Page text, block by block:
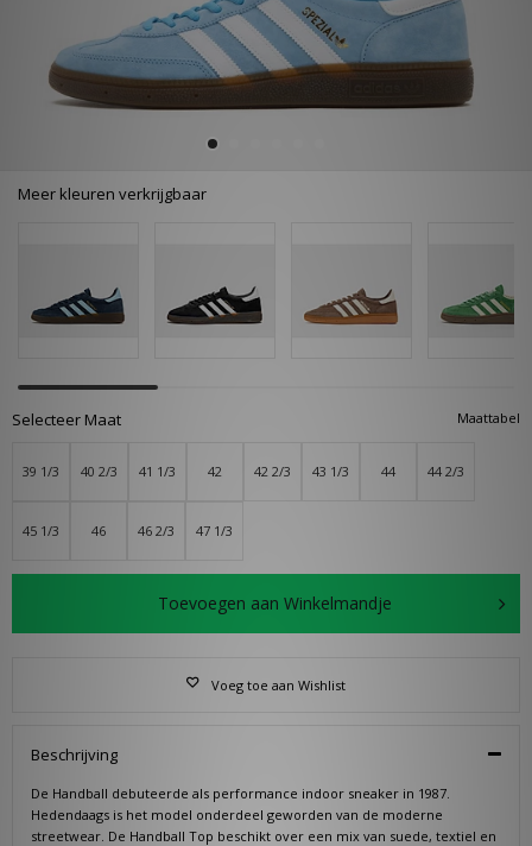
Meer kleuren verkrijgbaar
Maattabel
Selecteer Maat
39 1/3 40 2/3 41 1/3 42 42 2/3 43 1/3 44 44 2/3
45 1/3 46 46 2/3 47 1/3
Toevoegen aan Winkelmandje
Voeg toe aan Wishlist
Beschrijving
De Handball debuteerde als performance indoor sneaker in 1987.
Hedendaags is het model onderdeel geworden van de moderne
streetwear. De Handball Top beschikt over een mix van suede, textiel en